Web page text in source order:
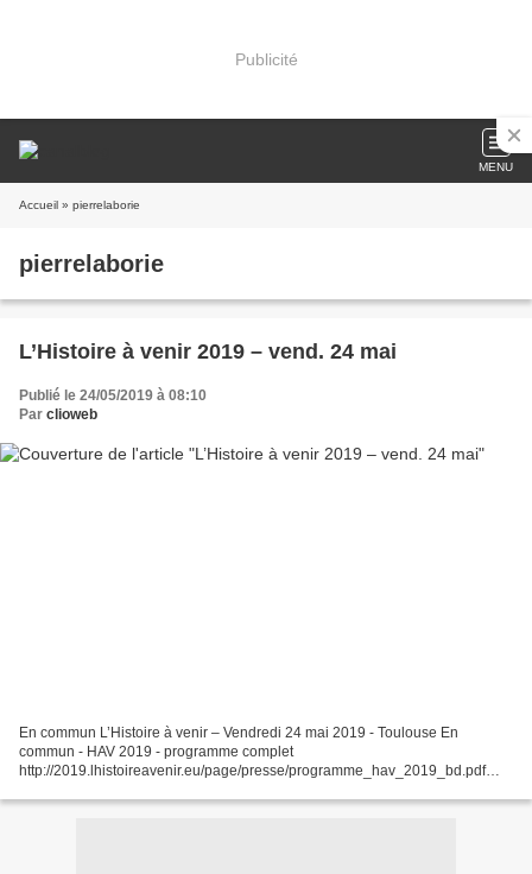
Publicité
MENU
Accueil » pierrelaborie
pierrelaborie
L’Histoire à venir 2019 – vend. 24 mai
Publié le 24/05/2019 à 08:10
Par clioweb
En commun L’Histoire à venir – Vendredi 24 mai 2019 - Toulouse En
commun - HAV 2019 - programme complet
http://2019.lhistoireavenir.eu/page/presse/programme_hav_2019_bd.pdf
JJ, 5...